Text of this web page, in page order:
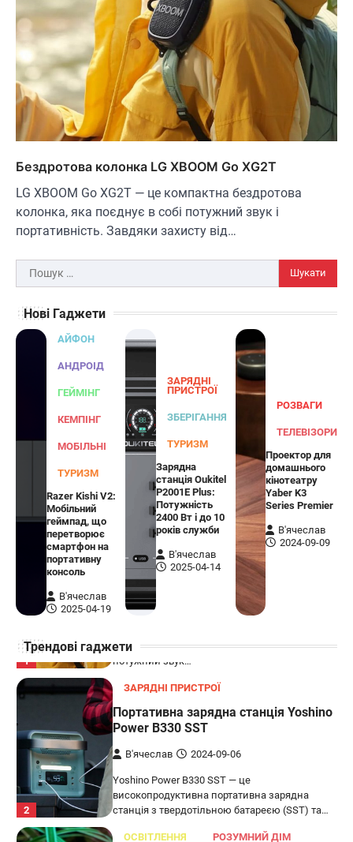
Бездротова колонка LG XBOOM Go XG2T
LG XBOOM Go XG2T — це компактна бездротова
колонка, яка поєднує в собі потужний звук і
портативність. Завдяки захисту від…
Пошук:
Нові Гаджети
АЙФОН
АНДРОІД
ГЕЙМІНГ
КЕМПІНГ
МОБІЛЬНІ
ТУРИЗМ
Razer Kishi V2:
Мобільний
геймпад, що
перетворює
смартфон на
портативну
консоль
В'ячеслав
2025-04-19
ЗАРЯДНІ
ПРИСТРОЇ
ЗБЕРІГАННЯ
ТУРИЗМ
Зарядна
станція Oukitel
P2001E Plus:
Потужність
2400 Вт і до 10
років служби
В'ячеслав
2025-04-14
РОЗВАГИ
ТЕЛЕВІЗОРИ
Проектор для
домашнього
кінотеатру
Yaber K3
Series Premier
В'ячеслав
2024-09-09
Трендові гаджети
3
ОСВІТЛЕННЯ РОЗУМНИЙ ДІМ
Розумні сонячні прожектори AiDot
Linkind
В'ячеслав 2024-09-05
AiDot Linkind — це розумні сонячні
освітлення вашого подвір'я, саду або…
ЗАРЯДНІ ПРИСТРОЇ
Joyroom JR-TCW02 на 65 Вт
В'ячеслав 2024-09-04
Joyroom JR-TCW02 — це універсальний
дорожній адаптер потужністю 65 Вт,
розроблений для заряджання ваших
ГЕЙМІНГ
Бездротовий контролер 8BitDo Lite
SE 2.4G для Xbox
В'ячеслав 2024-09-03
8BitDo Lite SE 2.4G — це компактний
бездротовий контролер, розроблений
спеціально для Xbox. Завдяки своєму…
1
АУДІО КОЛОНКИ
Бездротова колонка LG XBOOM Go
XG2T
В'ячеслав 2024-09-07
бездротова колонка, яка поєднує в собі
потужний звук…
2
ЗАРЯДНІ ПРИСТРОЇ
Портативна зарядна станція Yoshino
Power B330 SST
В'ячеслав 2024-09-06
Yoshino Power B330 SST — це
високопродуктивна портативна зарядна
станція з твердотільною батареєю (SST) та…
ОСВІТЛЕННЯ РОЗУМНИЙ ДІМ